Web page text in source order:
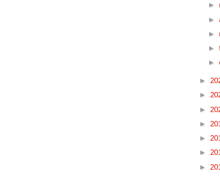
►
►
►
►
►
►
►
►
►
►
►
►